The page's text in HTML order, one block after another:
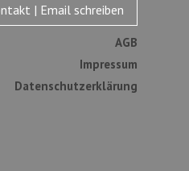
| Email schreiben
AGB
Impressum
Datenschutzerklärung